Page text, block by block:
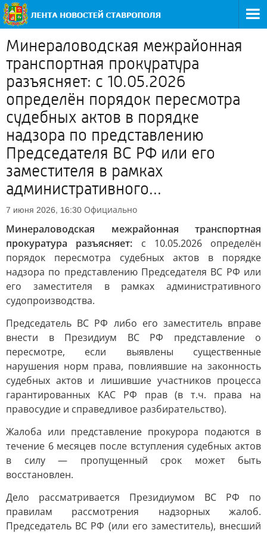
Минераловодская межрайонная
транспортная прокуратура
разъясняет: с 10.05.2026
определён порядок пересмотра
судебных актов в порядке
надзора по представлению
Председателя ВС РФ или его
заместителя в рамках
административного...
7 июня 2026, 16:30 Официально
Минераловодская межрайонная транспортная
прокуратура разъясняет: с 10.05.2026 определён
порядок пересмотра судебных актов в порядке
надзора по представлению Председателя ВС РФ или
его заместителя в рамках административного
судопроизводства.
Председатель ВС РФ либо его заместитель вправе
внести в Президиум ВС РФ представление о
пересмотре, если выявлены существенные
нарушения норм права, повлиявшие на законность
судебных актов и лишившие участников процесса
гарантированных КАС РФ прав (в т.ч. права на
правосудие и справедливое разбирательство).
Жалоба или представление прокурора подаются в
течение 6 месяцев после вступления судебных актов
в силу — пропущенный срок может быть
восстановлен.
Дело рассматривается Президиумом ВС РФ по
правилам рассмотрения надзорных жалоб.
Председатель ВС РФ (или его заместитель), внесший